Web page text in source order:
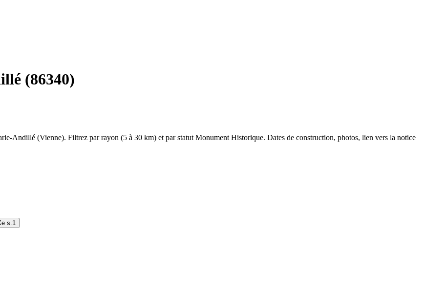
(86340)
Andillé (Vienne). Filtrez par rayon (5 à 30 km) et par statut Monument Historique. Dates de construction, photos, lien vers la notice
s. 1